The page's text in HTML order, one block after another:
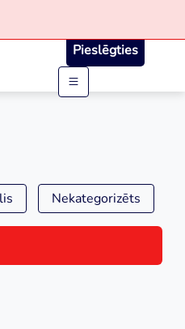
Pieslēgties
Nekategorizēts